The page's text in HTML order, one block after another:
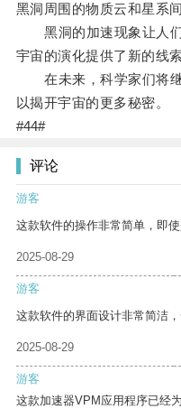
黑洞周围的物质云和星系
黑洞的加速现象让人们
宇宙的演化提供了新的线索
在未来，科学家们将继
以揭开宇宙的更多秘密。
#44#
评论
游客
这款软件的操作非常简单，即使
2025-08-29
游客
这款软件的界面设计非常简洁，
2025-08-29
游客
这款加速器VPM应用程序已经